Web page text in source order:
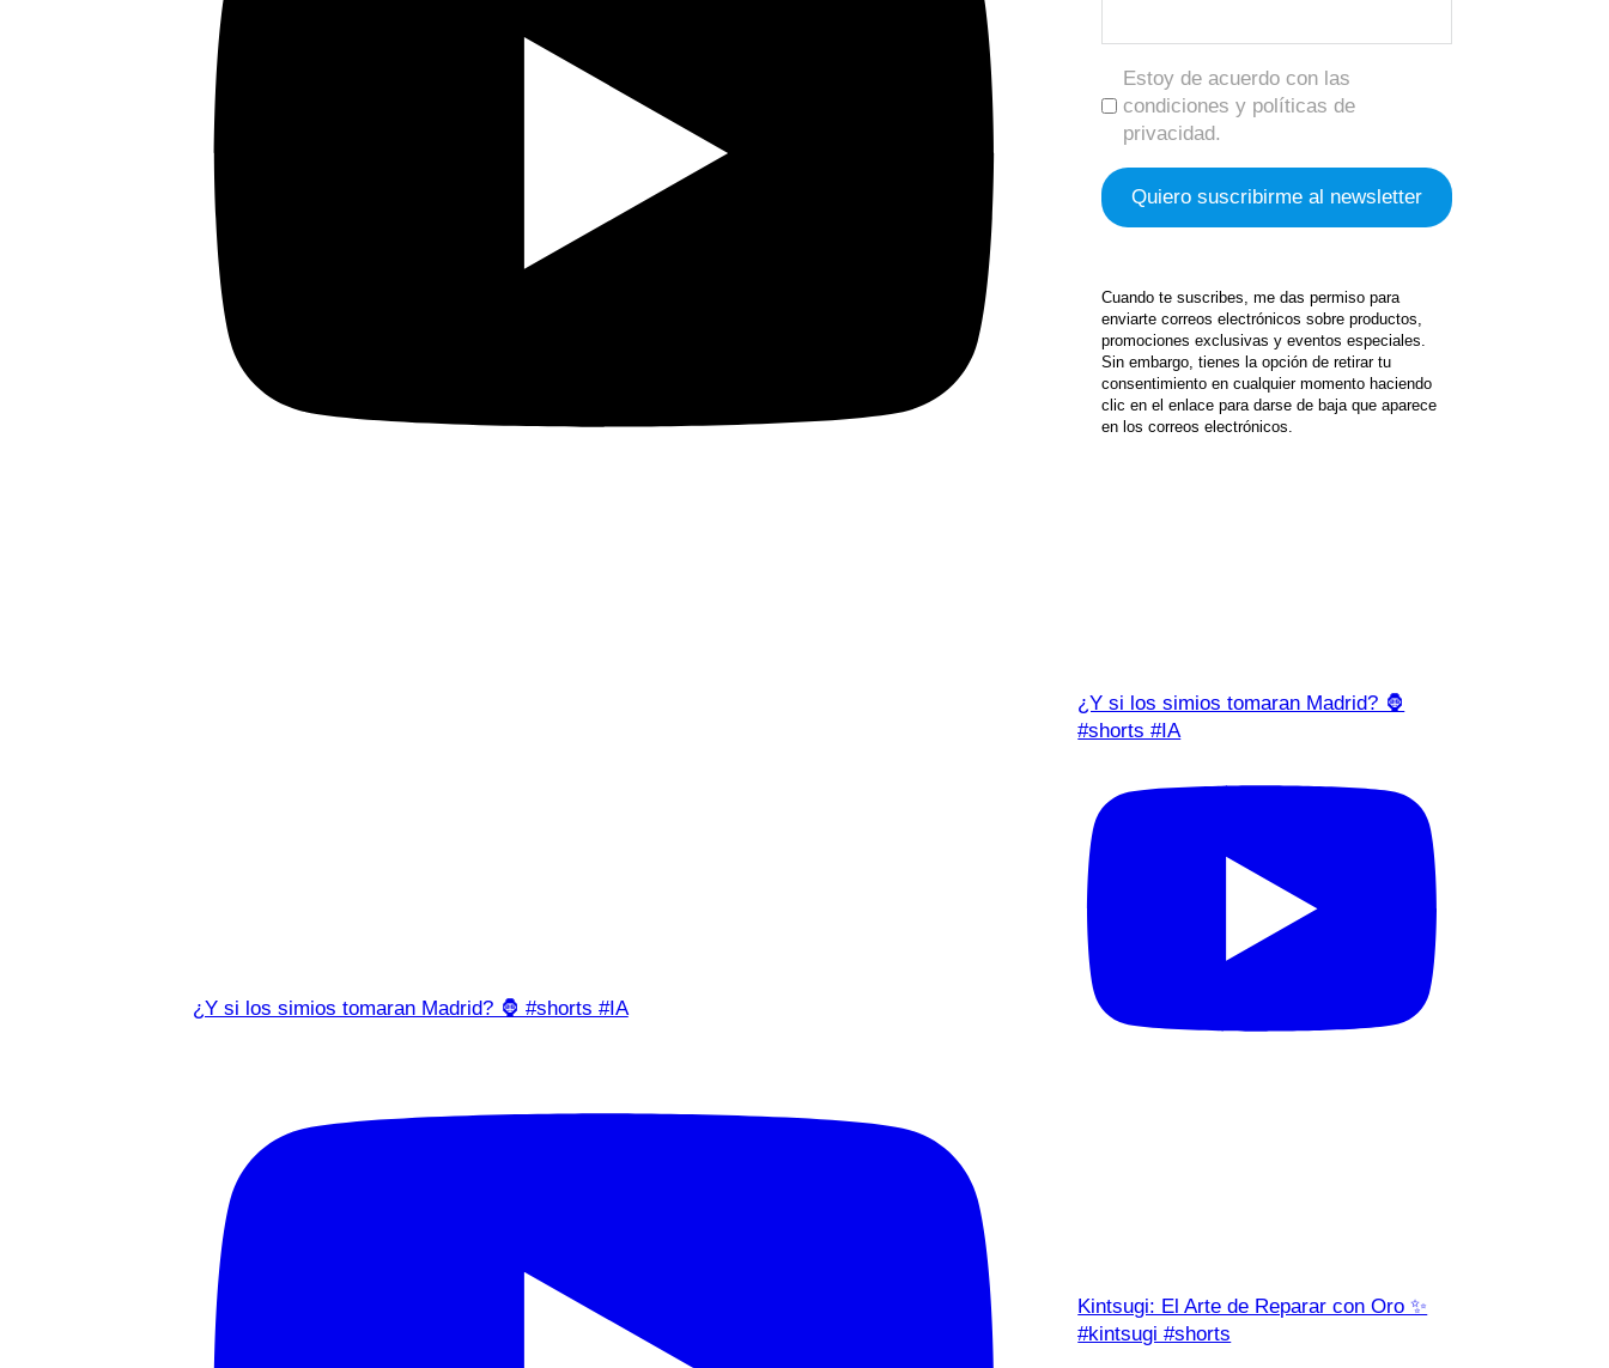
¿Y si los simios tomaran Madrid? 🦍 #shorts #IA
Estoy de acuerdo con las
condiciones y políticas de
privacidad.
Cuando te suscribes, me das permiso para
enviarte correos electrónicos sobre productos,
promociones exclusivas y eventos especiales.
Sin embargo, tienes la opción de retirar tu
consentimiento en cualquier momento haciendo
clic en el enlace para darse de baja que aparece
en los correos electrónicos.
¿Y si los simios tomaran Madrid? 🦍
#shorts #IA
Kintsugi: El Arte de Reparar con Oro ✨
#kintsugi #shorts